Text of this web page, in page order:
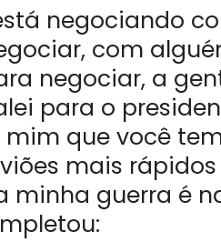
negociando
com
negociar, a
para o
que você
mais
minha guerra é